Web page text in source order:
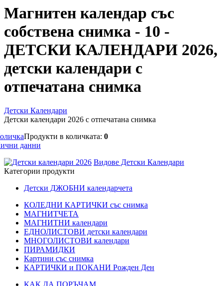
Магнитен календар със
собствена снимка - 10 -
ДЕТСКИ КАЛЕНДАРИ 2026,
детски календари с
отпечатана снимка
Детски Календари
Детски календари 2026 с отпечатана снимка
Продукти в количката: 0
данни
Видове Детски Календари
Категории продукти
Детски ДЖОБНИ календарчета
КОЛЕДНИ КАРТИЧКИ със снимка
МАГНИТЧЕТА
МАГНИТНИ календари
ЕДНОЛИСТОВИ детски календари
МНОГОЛИСТОВИ календари
ПИРАМИДКИ
Картини със снимка
КАРТИЧКИ и ПОКАНИ Рожден Ден